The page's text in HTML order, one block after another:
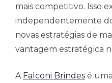
mais competitivo. Isso
independentemente
novas estratégias de
vantagem estratégica
A Falconi Brindes é